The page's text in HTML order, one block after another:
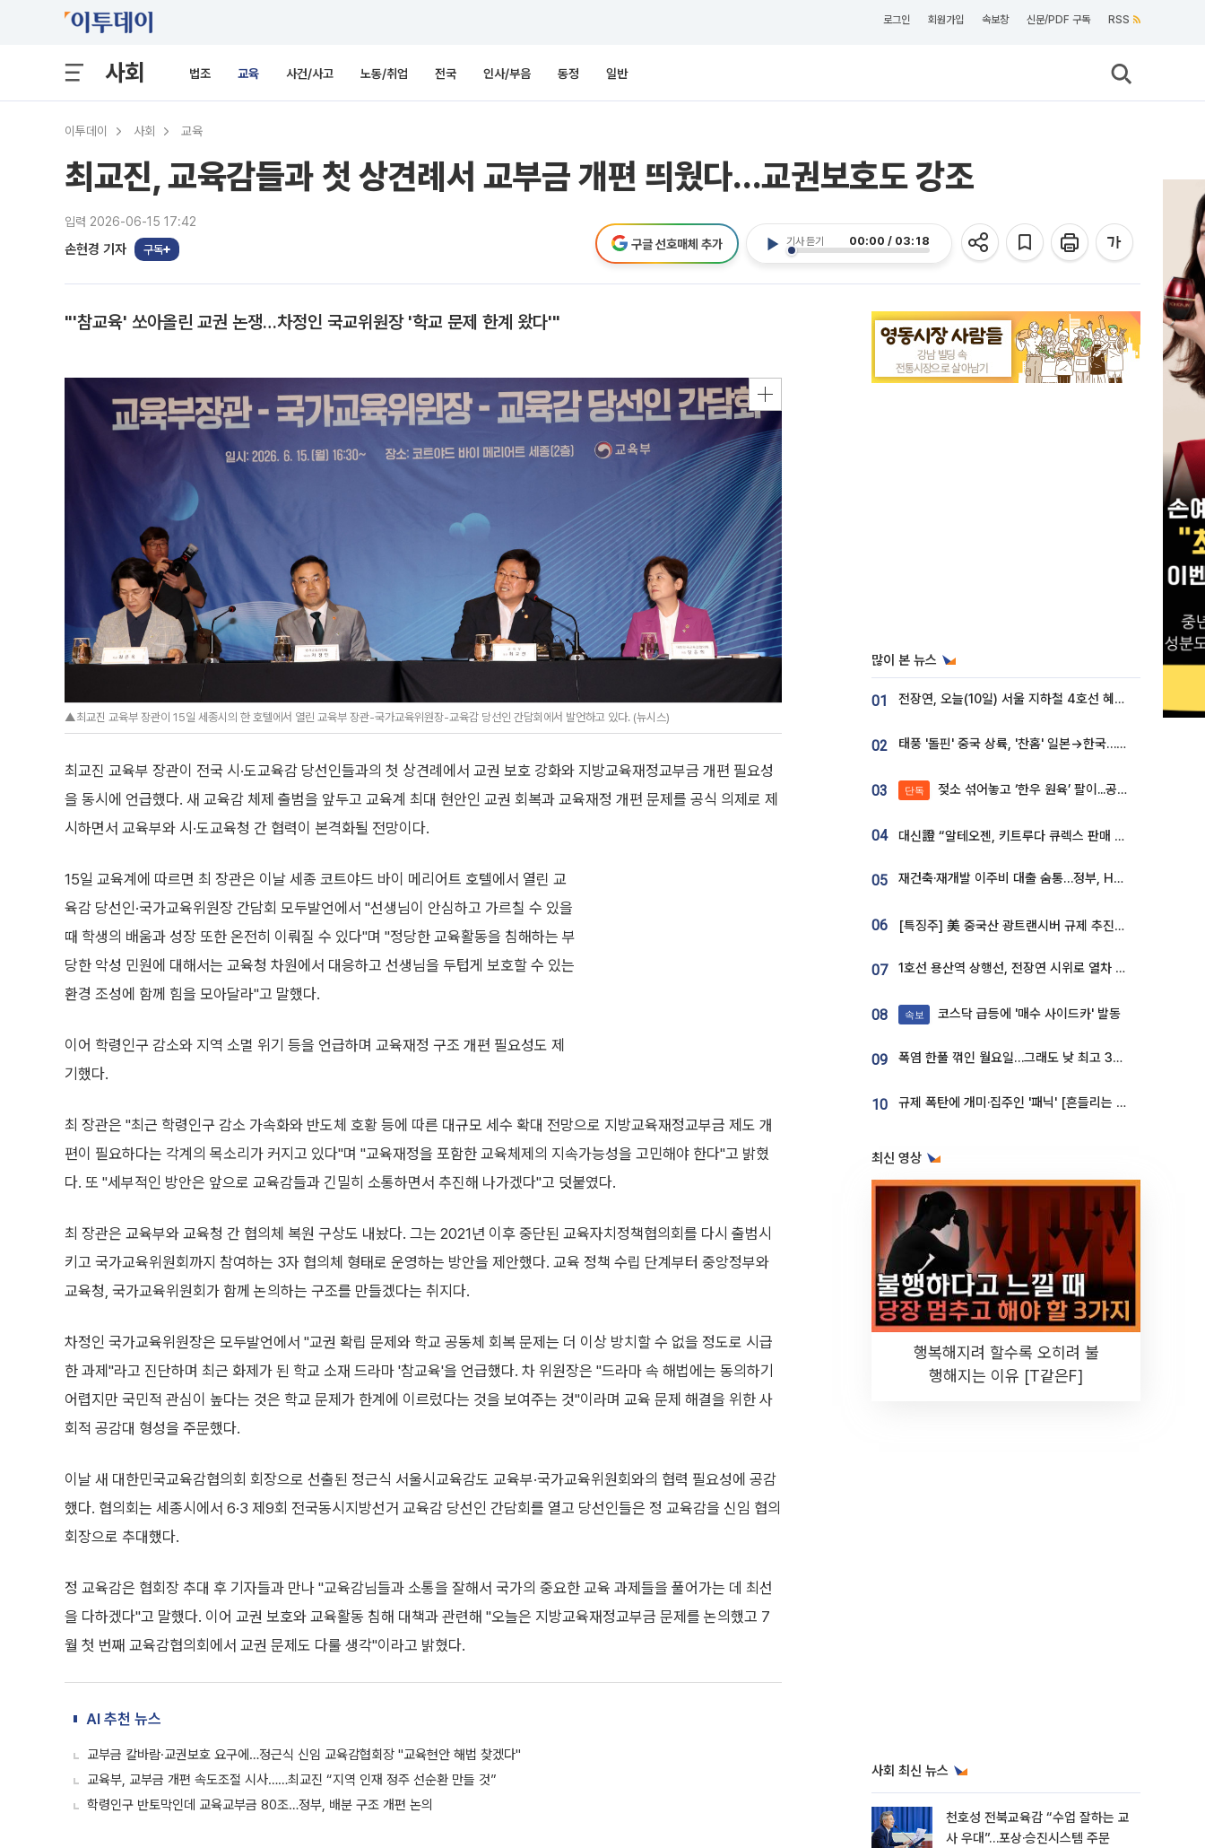
로그인 회원가입 속보창 신문/PDF 구독 RSS
사회 법조 교육 사건/사고 노동/취업 전국 인사/부음 동정 일반
이투데이 사회 교육
최교진, 교육감들과 첫 상견례서 교부금 개편 띄웠다…교권보호도 강조
입력 2026-06-15 17:42
손현경 기자 구독
기사 듣기 00:00 / 03:18
구글 선호매체 추가
"'참교육' 쏘아올린 교권 논쟁…차정인 국교위원장 '학교 문제 한계 왔다'"
▲최교진 교육부 장관이 15일 세종시의 한 호텔에서 열린 교육부 장관-국가교육위원장-교육감 당선인 간담회에서 발언하고 있다. (뉴시스)
최교진 교육부 장관이 전국 시·도교육감 당선인들과의 첫 상견례에서 교권 보호 강화와 지방교육재정교부금 개편 필요성
을 동시에 언급했다. 새 교육감 체제 출범을 앞두고 교육계 최대 현안인 교권 회복과 교육재정 개편 문제를 공식 의제로 제
시하면서 교육부와 시·도교육청 간 협력이 본격화될 전망이다.
15일 교육계에 따르면 최 장관은 이날 세종 코트야드 바이 메리어트 호텔에서 열린 교
육감 당선인·국가교육위원장 간담회 모두발언에서 "선생님이 안심하고 가르칠 수 있을
때 학생의 배움과 성장 또한 온전히 이뤄질 수 있다"며 "정당한 교육활동을 침해하는 부
당한 악성 민원에 대해서는 교육청 차원에서 대응하고 선생님을 두텁게 보호할 수 있는
환경 조성에 함께 힘을 모아달라"고 말했다.
이어 학령인구 감소와 지역 소멸 위기 등을 언급하며 교육재정 구조 개편 필요성도 제
기했다.
최 장관은 "최근 학령인구 감소 가속화와 반도체 호황 등에 따른 대규모 세수 확대 전망으로 지방교육재정교부금 제도 개
편이 필요하다는 각계의 목소리가 커지고 있다"며 "교육재정을 포함한 교육체제의 지속가능성을 고민해야 한다"고 밝혔
다. 또 "세부적인 방안은 앞으로 교육감들과 긴밀히 소통하면서 추진해 나가겠다"고 덧붙였다.
최 장관은 교육부와 교육청 간 협의체 복원 구상도 내놨다. 그는 2021년 이후 중단된 교육자치정책협의회를 다시 출범시
키고 국가교육위원회까지 참여하는 3자 협의체 형태로 운영하는 방안을 제안했다. 교육 정책 수립 단계부터 중앙정부와
교육청, 국가교육위원회가 함께 논의하는 구조를 만들겠다는 취지다.
차정인 국가교육위원장은 모두발언에서 "교권 확립 문제와 학교 공동체 회복 문제는 더 이상 방치할 수 없을 정도로 시급
한 과제"라고 진단하며 최근 화제가 된 학교 소재 드라마 '참교육'을 언급했다. 차 위원장은 "드라마 속 해법에는 동의하기
어렵지만 국민적 관심이 높다는 것은 학교 문제가 한계에 이르렀다는 것을 보여주는 것"이라며 교육 문제 해결을 위한 사
회적 공감대 형성을 주문했다.
이날 새 대한민국교육감협의회 회장으로 선출된 정근식 서울시교육감도 교육부·국가교육위원회와의 협력 필요성에 공감
했다. 협의회는 세종시에서 6·3 제9회 전국동시지방선거 교육감 당선인 간담회를 열고 당선인들은 정 교육감을 신임 협의
회장으로 추대했다.
정 교육감은 협회장 추대 후 기자들과 만나 "교육감님들과 소통을 잘해서 국가의 중요한 교육 과제들을 풀어가는 데 최선
을 다하겠다"고 말했다. 이어 교권 보호와 교육활동 침해 대책과 관련해 "오늘은 지방교육재정교부금 문제를 논의했고 7
월 첫 번째 교육감협의회에서 교권 문제도 다룰 생각"이라고 밝혔다.
AI 추천 뉴스
교부금 칼바람·교권보호 요구에…정근식 신임 교육감협회장 "교육현안 해법 찾겠다"
교육부, 교부금 개편 속도조절 시사……최교진 “지역 인재 정주 선순환 만들 것”
학령인구 반토막인데 교육교부금 80조…정부, 배분 구조 개편 논의
많이 본 뉴스
01 전장연, 오늘(10일) 서울 지하철 4호선 혜화역 시위…1호선 용산역 무정차
02 태풍 '돌핀' 중국 상륙, '찬홈' 일본→한국…각국 기상청 예상 경로는?
03 단독 젖소 섞어놓고 ‘한우 원육’ 팔이...공영홈쇼핑 표기·검증 구멍
04 대신證 “알테오젠, 키트루다 큐렉스 판매 3배 급증…목표가 41만원 상향”
05 재건축·재개발 이주비 대출 숨통…정부, HF 보증 신설 추진
06 [특징주] 美 중국산 광트랜시버 규제 추진에 대한광통신 등 광통신株 강세
07 1호선 용산역 상행선, 전장연 시위로 열차 무정차 운행
08 속보 코스닥 급등에 '매수 사이드카' 발동
09 폭염 한풀 꺾인 월요일…그래도 낮 최고 34도 [날씨]
10 규제 폭탄에 개미·집주인 '패닉' [흔들리는 룰, 출렁이는 시장]①
최신 영상
행복해지려 할수록 오히려 불
행해지는 이유 [T같은F]
사회 최신 뉴스
천호성 전북교육감 “수업 잘하는 교
사 우대”…포상·승진시스템 주문